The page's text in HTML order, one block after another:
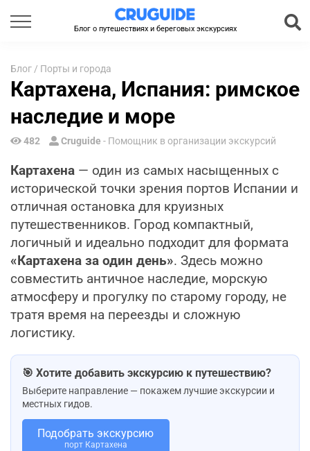
Блог о путешествиях и береговых экскурсиях
Блог / Порты и города
Картахена, Испания: римское
наследие и море
482 Cruguide - Помощник в организации экскурсий
Картахена — один из самых насыщенных с
исторической точки зрения портов Испании и
отличная остановка для круизных
путешественников. Город компактный,
логичный и идеально подходит для формата
«Картахена за один день». Здесь можно
совместить античное наследие, морскую
атмосферу и прогулку по старому городу, не
тратя время на переезды и сложную
логистику.
🎯 Хотите добавить экскурсию к путешествию?
Выберите направление — покажем лучшие экскурсии и
местных гидов.
Подобрать экскурсию
порт Картахена